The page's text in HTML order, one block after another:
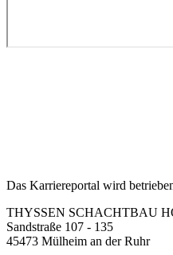
Das Karriereportal wird
THYSSEN SCHACHTBAU
Sandstraße 107 - 135
45473 Mülheim an der Ruhr